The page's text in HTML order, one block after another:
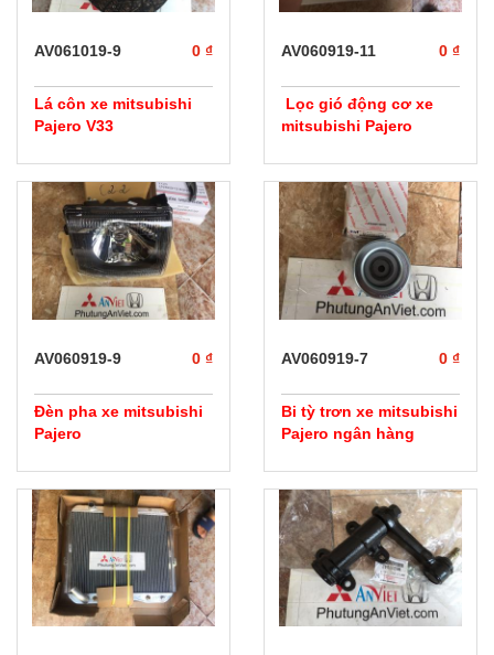
AV061019-9 0 ₫
Lá côn xe mitsubishi
Pajero V33
AV060919-11 0 ₫
Lọc gió động cơ xe
mitsubishi Pajero
AV060919-9 0 ₫
Đèn pha xe mitsubishi
Pajero
AV060919-7 0 ₫
Bi tỳ trơn xe mitsubishi
Pajero ngân hàng